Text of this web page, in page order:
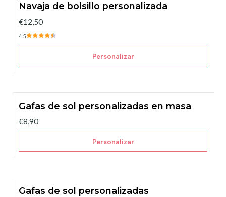
Navaja de bolsillo personalizada
€12,50
4.5
Personalizar
Gafas de sol personalizadas en masa
€8,90
Personalizar
Gafas de sol personalizadas